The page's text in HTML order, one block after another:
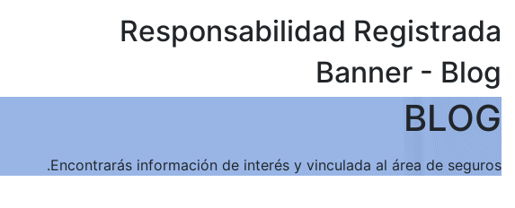
Responsabilidad Registrada
Banner - Blog
BLOG
Encontrarás información de interés y vinculada al área de seguros.